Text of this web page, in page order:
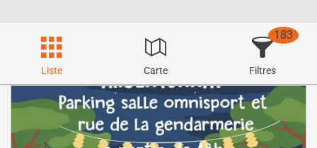
Liste Carte Filtres
183